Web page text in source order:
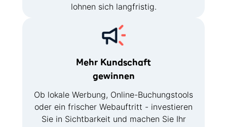
lohnen sich langfristig.
Mehr Kundschaft
gewinnen
Ob lokale Werbung, Online-Buchungstools
oder ein frischer Webauftritt - investieren
Sie in Sichtbarkeit und machen Sie Ihr